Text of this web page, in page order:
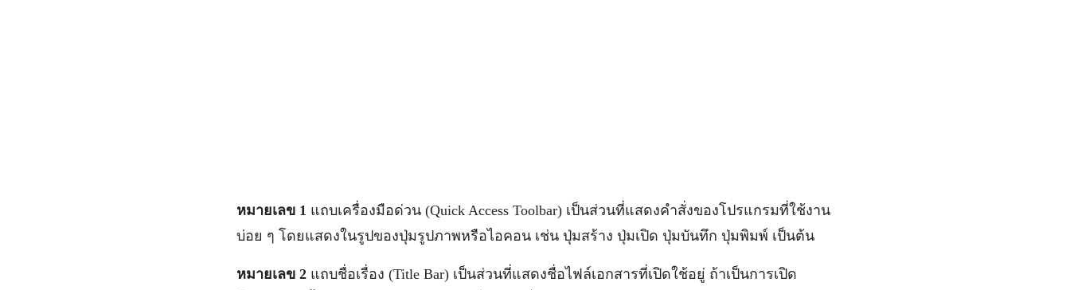
หมายเลข 1 แถบเครื่องมือด่วน (Quick Access Toolbar) เป็นส่วนที่แสดงคำสั่งของโปรแกรมที่ใช้งาน
บ่อย ๆ โดยแสดงในรูปของปุ่มรูปภาพหรือไอคอน เช่น ปุ่มสร้าง ปุ่มเปิด ปุ่มบันทึก ปุ่มพิมพ์ เป็นต้น
หมายเลข 2 แถบชื่อเรื่อง (Title Bar) เป็นส่วนที่แสดงชื่อไฟล์เอกสารที่เปิดใช้อยู่ ถ้าเป็นการเปิด